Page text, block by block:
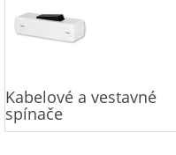
Kabelové a vestavné
spínače